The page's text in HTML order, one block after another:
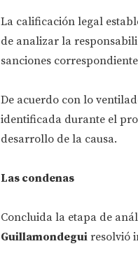
La calificación legal
de analizar la
sanciones
De acuerdo con lo
identificada durante el
desarrollo de la causa.
Las condenas
Concluida la etapa de
Guillamondeguiresolvió